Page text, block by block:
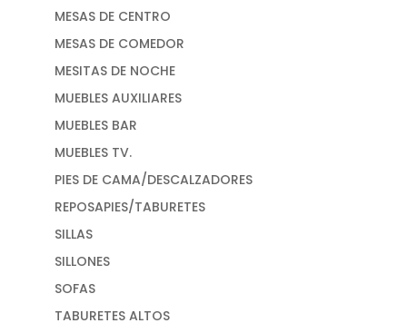
MESAS DE CENTRO
MESAS DE COMEDOR
MESITAS DE NOCHE
MUEBLES AUXILIARES
MUEBLES BAR
MUEBLES TV.
PIES DE CAMA/DESCALZADORES
REPOSAPIES/TABURETES
SILLAS
SILLONES
SOFAS
TABURETES ALTOS